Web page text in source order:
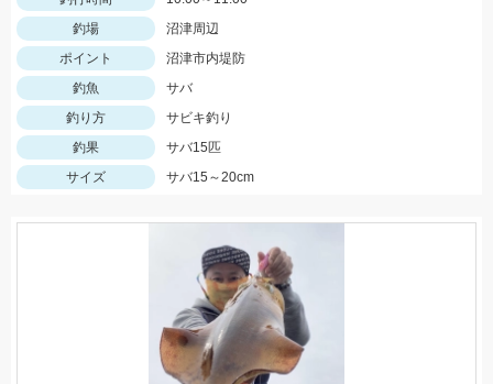
釣場
沼津周辺
ポイント
沼津市内堤防
釣魚
サバ
釣り方
サビキ釣り
釣果
サバ15匹
サイズ
サバ15～20cm